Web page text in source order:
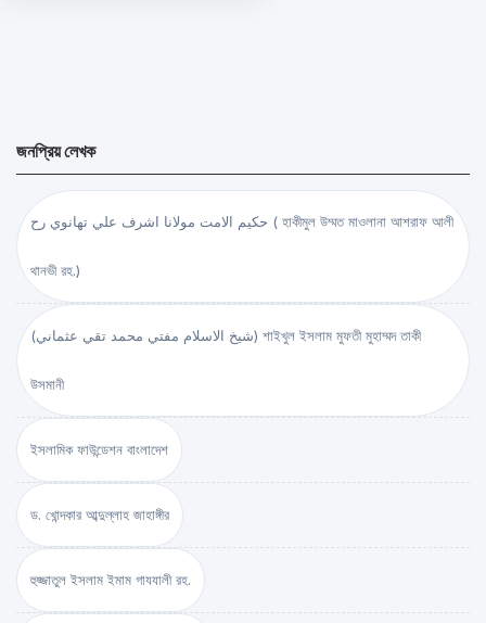
জনপ্রিয় লেখক
حكيم الامت مولانا اشرف علي تهانوي رح ( হাকীমুল উম্মত মাওলানা আশরাফ আলী
থানভী রহ.)
(شيخ الاسلام مفتي محمد تقي عثماني) শাইখুল ইসলাম মুফতী মুহাম্মদ তাকী
উসমানী
ইসলামিক ফাউন্ডেশন বাংলাদেশ
ড. খোন্দকার আব্দুল্লাহ জাহাঙ্গীর
হুজ্জাতুল ইসলাম ইমাম গাযযালী রহ.